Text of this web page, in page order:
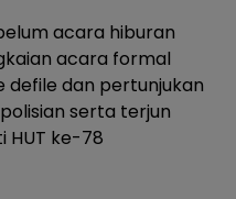
acara hiburan
acara formal
dan pertunjukan
serta terjun
HUT ke-78